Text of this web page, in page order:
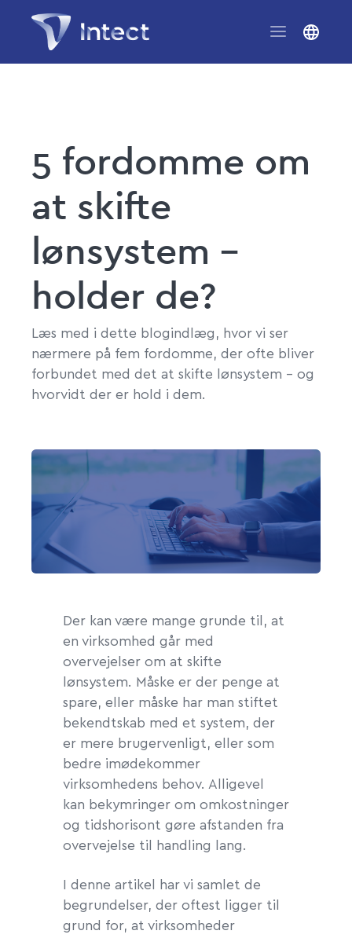
5 fordomme om
at skifte
lønsystem –
holder de?
Læs med i dette blogindlæg, hvor vi ser
nærmere på fem fordomme, der ofte bliver
forbundet med det at skifte lønsystem – og
hvorvidt der er hold i dem.
Der kan være mange grunde til, at
en virksomhed går med
overvejelser om at skifte
lønsystem. Måske er der penge at
spare, eller måske har man stiftet
bekendtskab med et system, der
er mere brugervenligt, eller som
bedre imødekommer
virksomhedens behov. Alligevel
kan bekymringer om omkostninger
og tidshorisont gøre afstanden fra
overvejelse til handling lang.
I denne artikel har vi samlet de
begrundelser, der oftest ligger til
grund for, at virksomheder